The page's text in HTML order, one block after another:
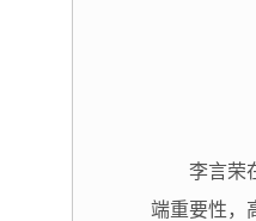
李言荣
端重要性，